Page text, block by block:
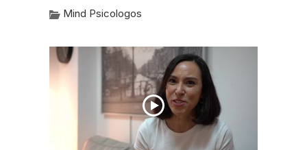
Mind Psicologos